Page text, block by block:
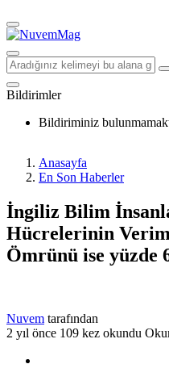
Bildirimler
Bildiriminiz
Anasayfa
En Son Haberler
İngiliz Bilim
Hücrelerinin
Ömrünü ise yüzde
Nuvem tarafından
2 yıl önce 109 kez okundu